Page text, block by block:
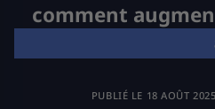
comment
PUBLIÉ LE 18 AOÛT 2025